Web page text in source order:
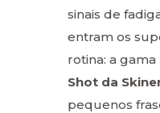
sinais de
entram os
rotina: a gama
Shot da
pequenos